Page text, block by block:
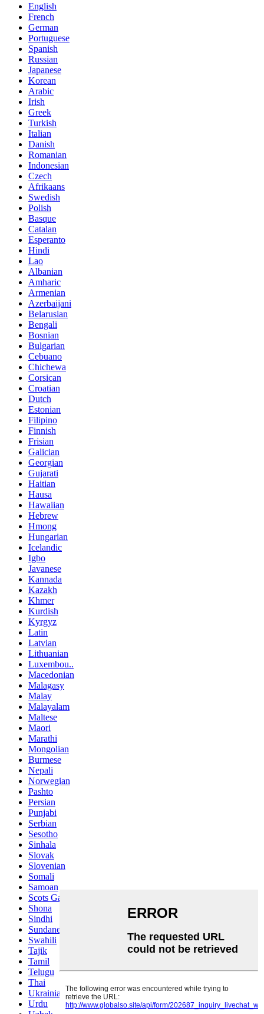
English
French
German
Portuguese
Spanish
Russian
Japanese
Korean
Arabic
Irish
Greek
Turkish
Italian
Danish
Romanian
Indonesian
Czech
Afrikaans
Swedish
Polish
Basque
Catalan
Esperanto
Hindi
Lao
Albanian
Amharic
Armenian
Azerbaijani
Belarusian
Bengali
Bosnian
Bulgarian
Cebuano
Chichewa
Corsican
Croatian
Dutch
Estonian
Filipino
Finnish
Frisian
Galician
Georgian
Gujarati
Haitian
Hausa
Hawaiian
Hebrew
Hmong
Hungarian
Icelandic
Igbo
Javanese
Kannada
Kazakh
Khmer
Kurdish
Kyrgyz
Latin
Latvian
Lithuanian
Luxembou..
Macedonian
Malagasy
Malay
Malayalam
Maltese
Maori
Marathi
Mongolian
Burmese
Nepali
Norwegian
Pashto
Persian
Punjabi
Serbian
Sesotho
Sinhala
Slovak
Slovenian
Somali
Samoan
Scots Gaelic
Shona
Sindhi
Sundanese
Swahili
Tajik
Tamil
Telugu
Thai
Ukrainian
Urdu